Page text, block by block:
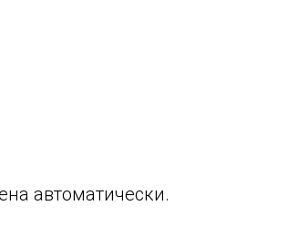
автоматически.